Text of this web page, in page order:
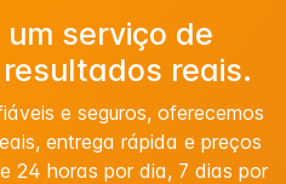
serviço de
reais.
​​e seguros, oferecemos
entrega rápida e preços
24 horas por dia, 7 dias por